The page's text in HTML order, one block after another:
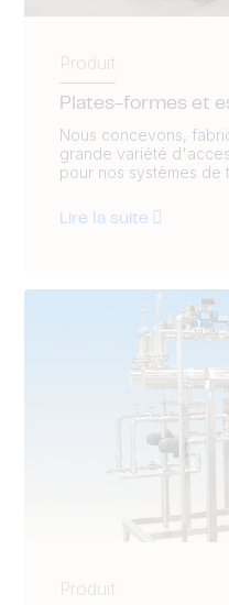
Produit
Plates-formes et
Nous concevons,
grande variété
pour nos systèmes de
Lire la suite
Produit